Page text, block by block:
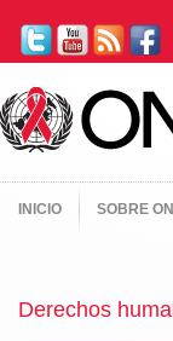
INICIO SOBRE
Derechos